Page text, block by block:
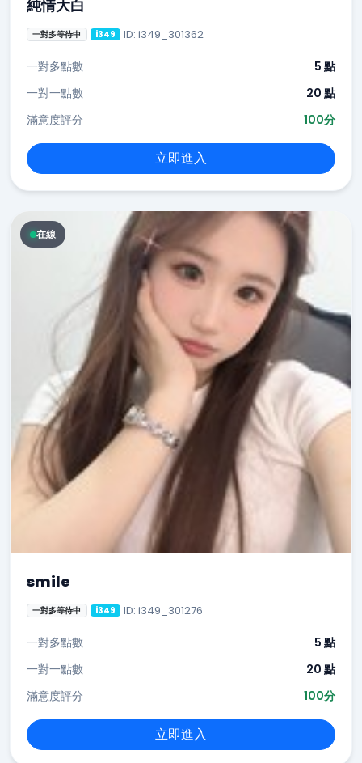
純情大白
一對多等待中 i349 ID: i349_301362
一對多點數
5 點
一對一點數
20 點
滿意度評分
100分
立即進入
在線
smile
一對多等待中 i349 ID: i349_301276
一對多點數
5 點
一對一點數
20 點
滿意度評分
100分
立即進入